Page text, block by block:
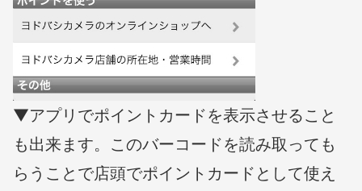
▼アプリでポイントカードを表示させること
も出来ます。このバーコードを読み取っても
らうことで店頭でポイントカードとして使え